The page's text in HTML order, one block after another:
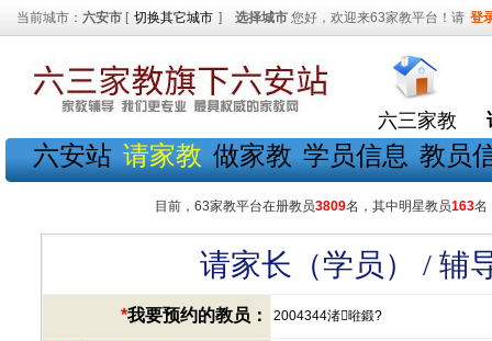
当前城市： 六安市 [ 切换其它城市 ] 选择城市 您好，欢迎来63家教平台！请 登
六三家教
六安站 请家教 做家教 学员信息 教员
目前，63家教平台在册教员3809名，其中明星教员163名
请家长（学员） / 辅
*我要预约的教员： 2004344渚暀鍛?